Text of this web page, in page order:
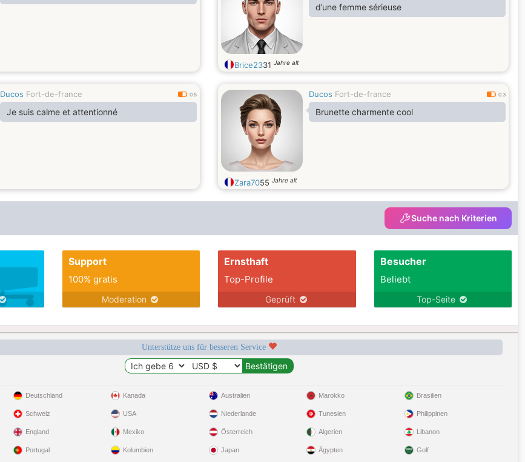
d’une femme sérieuse
Brice2331 Jahre alt
Ducos Fort-de-france 0.5
Je suis calme et attentionné
Ducos Fort-de-france 0.3
Brunette charmente cool
Zara7055 Jahre alt
Suche nach Kriterien
Support
100% gratis
Moderation
Ernsthaft
Top-Profile
Geprüft
Besucher
Beliebt
Top-Seite
Unterstütze uns für besseren Service
Deutschland
Schweiz
England
Portugal
Kanada
USA
Mexiko
Kolumbien
Australien
Niederlande
Österreich
Japan
Marokko
Tunesien
Algerien
Ägypten
Brasilien
Philippinen
Libanon
Golf